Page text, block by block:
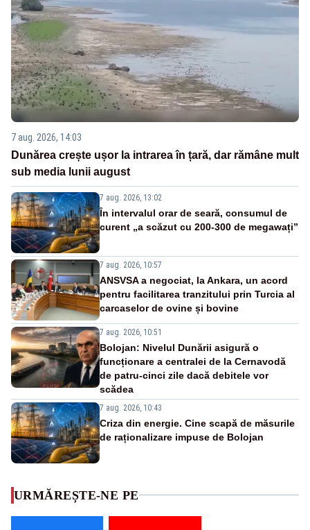
7 aug. 2026, 14:03
Dunărea crește ușor la intrarea în țară, dar rămâne mult
sub media lunii august
7 aug. 2026, 13:02
În intervalul orar de seară, consumul de
curent „a scăzut cu 200-300 de megawați”
7 aug. 2026, 10:57
ANSVSA a negociat, la Ankara, un acord
pentru facilitarea tranzitului prin Turcia al
carcaselor de ovine și bovine
7 aug. 2026, 10:51
Bolojan: Nivelul Dunării asigură o
funcționare a centralei de la Cernavodă
de patru-cinci zile dacă debitele vor
scădea
7 aug. 2026, 10:43
Criza din energie. Cine scapă de măsurile
de raționalizare impuse de Bolojan
URMĂREȘTE-NE PE